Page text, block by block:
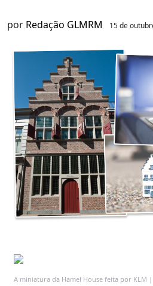
por Redação GLMRM 15 de
A miniatura da Hamel House feita por KLM